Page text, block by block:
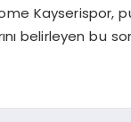
Kayserispor,
belirleyen bu